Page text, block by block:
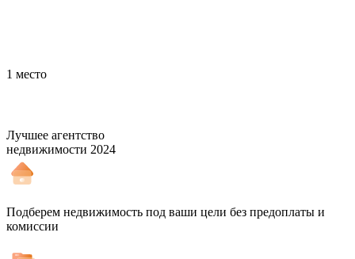
1 место
Лучшее агентство
недвижимости 2024
Подберем недвижимость под ваши цели без предоплаты и
комиссии